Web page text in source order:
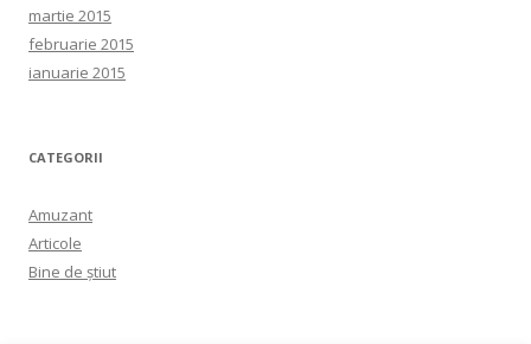
martie 2015
februarie 2015
ianuarie 2015
CATEGORII
Amuzant
Articole
Bine de ştiut